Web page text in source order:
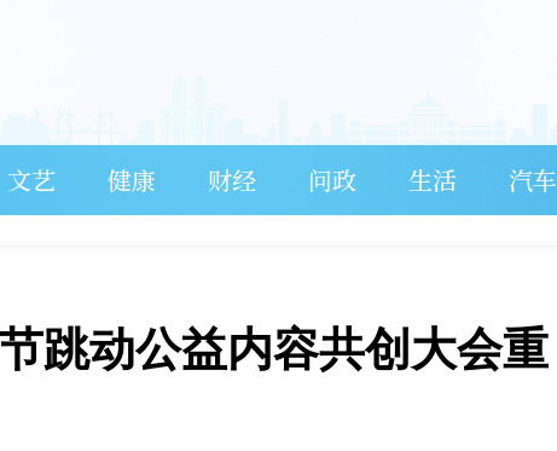
文艺 健康 财经 问政 生活 汽车
跳动公益内容共创大会重